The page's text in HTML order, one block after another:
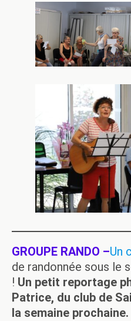
GROUPE RANDO –Un
de randonnée sous le
! Un petit reportage
Patrice, du club de
la semaine prochaine.